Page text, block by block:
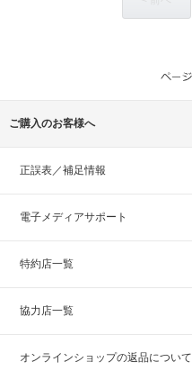
ご購入のお客様へ
正誤表／補足情報
電子メディアサポート
特約店一覧
協力店一覧
オンラインショップの返品について